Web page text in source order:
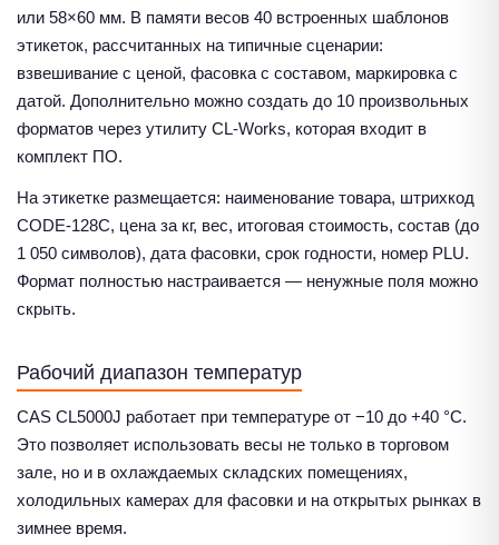
или 58×60 мм. В памяти весов 40 встроенных шаблонов
этикеток, рассчитанных на типичные сценарии:
взвешивание с ценой, фасовка с составом, маркировка с
датой. Дополнительно можно создать до 10 произвольных
форматов через утилиту CL-Works, которая входит в
комплект ПО.
На этикетке размещается: наименование товара, штрихкод
CODE-128C, цена за кг, вес, итоговая стоимость, состав (до
1 050 символов), дата фасовки, срок годности, номер PLU.
Формат полностью настраивается — ненужные поля можно
скрыть.
Рабочий диапазон температур
CAS CL5000J работает при температуре от −10 до +40 °C.
Это позволяет использовать весы не только в торговом
зале, но и в охлаждаемых складских помещениях,
холодильных камерах для фасовки и на открытых рынках в
зимнее время.